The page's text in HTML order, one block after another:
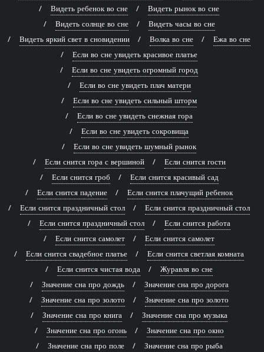
Видеть ребенок во сне
Видеть рынок во сне
Видеть солнце во сне
Видеть часы во сне
Видеть яркий свет в сновидении
Волка во сне
Ежа во сне
Если во сне увидеть красивое платье
Если во сне увидеть огромный город
Если во сне увидеть плач матери
Если во сне увидеть сильный шторм
Если во сне увидеть снежная гора
Если во сне увидеть сокровища
Если во сне увидеть шумный рынок
Если снится гора с вершиной
Если снится гости
Если снится гроб
Если снится красивый сад
Если снится падение
Если снится плачущий ребенок
Если снится праздничный стол
Если снится праздничный стол
Если снится праздничный стол
Если снится работа
Если снится самолет
Если снится самолет
Если снится свадебное платье
Если снится светлая комната
Если снится чистая вода
Журавля во сне
Значение сна про дождь
Значение сна про дорога
Значение сна про золото
Значение сна про золото
Значение сна про книга
Значение сна про музыка
Значение сна про огонь
Значение сна про окно
Значение сна про поле
Значение сна про рыба